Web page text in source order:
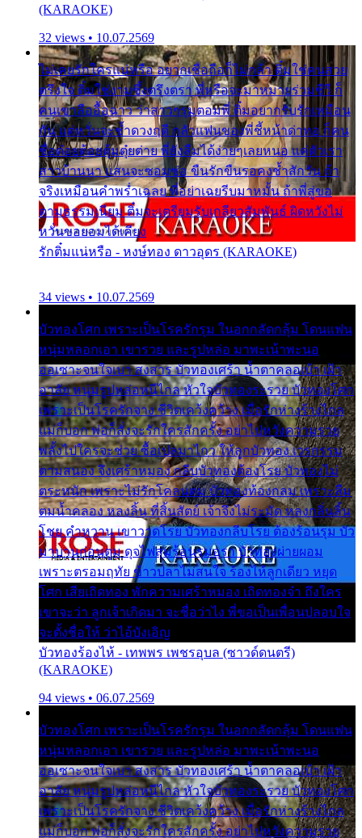
(KARAOKE)
32 views • 10.07.2569
ไม่เคยรักใครแน่หรือ อยากเชื่อถือก็ไม่กล้า ติ๋มใช่คนสวย
ตรึงใจ ติ๋มใช่งามซึ้งตรึงตรา พี่หรือจะมาหมายร่วมชีวี ก็
คนเขาลืออื้อฉาว ว่าสาวๆรุมตอมพี่ ติ๋มอยากรับรักเหมือน
กัน แต่หวั่นจะช้ำดวงฤดี กลัวแฟนของพี่ชี้หน้าด่าทอ ก็คน
ชื่อต๋อยต้อยตุ้มตุ๋ยต่าย พี่ยังลืมได้ง่ายๆเลยหนอ แค่ตัวเรา
สาวบ้านนา แสนจะซอมซ่อ ขืนรักขืนรอคงช้ำสักวัน ถ้า
จริงเหมือนคำพร่ำเฉลย พี่อย่าเฉยรีบมาหมั้น ถ้าพี่สู่ขอ
ตามธรรมเนียม ติ๋มจะเตรียมรับเกลียวสัมพันธ์ ผิดหวังไม่
หวั่นขอยอมได้เคียง
รักติ๋มแน่หรือ - หงษ์ทอง ดาวอุดร (KARAOKE)
34 views • 10.07.2569
บัวทองโศก เพราะเป็นโรครักรุม ในอกกลัดกลุ้ม โดนแฟน
หนุ่มหลอกเอา เขารวย และรูปหล่อ มาพะเน้าพะนอ
ออเซาะจนใจเบา สงสาร บัวทองเศร้า น้ำตาคลอเบ้า เฝ้า
อาลัย หนุ่มรูปหล่อหนีไกล หัวใจบัวทองระรวย บัวทองโศก
เพราะเป็นโรครักจาง ชีวิตเคว้งคว้าง เมื่อรักห่างร้างไกล
แม่ก็บอก พ่อก็สั่งจะรักใครสักครั้ง อย่าไปหวังความรวย
พลั้งไปใครจะช่วย ซื้อเปลมาไกว ให้ลูกบัวทอง เวรกรรม
ตามสนอง จึงเศร้าหมอง กลีบบัวทองต้องโรย บัวทองไม่
ตระหนัก เพราะไม่รักโคลนตม บัวทองท้องกลม เพราะลืม
ตมน้ำคลอง หลงลิ้น ที่สิ้นสัตย์ เจ้าจึงไม่ระมัด หลงกลิ่นลิ้น
โชย คำหวาน เขาวาดโรย บัวทองกลีบโรย ต้องร้อนรุม บัว
มาบานก่อนตูม ดุจไฟสุมร้อนรุมอุรา บัวทองผ่ายผอม
เพราะตรอมฤทัย ข้าวปลาไม่สนใจ ร้องไห้ลูกเดียว หยุด
โศก เสียเถิดทอง พักความเศร้าหมอง เถิดทองจ๋า ถึงใคร
เขาจะว่า ลูกเจ้าเกิดมา จะชื่อว่าไง พี่ขอเป็นเพื่อนปลอบใจ
จะตั้งชื่อให้ ว่าไอ้บังเอิญ
บัวทองร้องไห้ - เทพพร เพชรอุบล (ซาวด์ดนตรี)
(KARAOKE)
94 views • 06.07.2569
บัวทองโศก เพราะเป็นโรครักรุม ในอกกลัดกลุ้ม โดนแฟน
หนุ่มหลอกเอา เขารวย และรูปหล่อ มาพะเน้าพะนอ
ออเซาะจนใจเบา สงสาร บัวทองเศร้า น้ำตาคลอเบ้า เฝ้า
อาลัย หนุ่มรูปหล่อหนีไกล หัวใจบัวทองระรวย บัวทองโศก
เพราะเป็นโรครักจาง ชีวิตเคว้งคว้าง เมื่อรักห่างร้างไกล
แม่ก็บอก พ่อก็สั่งจะรักใครสักครั้ง อย่าไปหวังความรวย